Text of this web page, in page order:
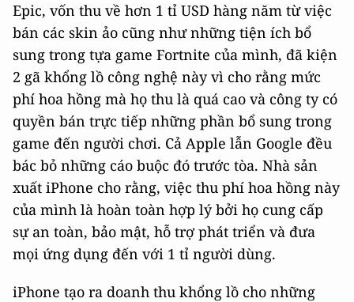
Epic, vốn thu về hơn 1 tỉ USD hàng năm từ việc
bán các skin ảo cũng như những tiện ích bổ
sung trong tựa game Fortnite của mình, đã kiện
2 gã khổng lồ công nghệ này vì cho rằng mức
phí hoa hồng mà họ thu là quá cao và công ty có
quyền bán trực tiếp những phần bổ sung trong
game đến người chơi. Cả Apple lẫn Google đều
bác bỏ những cáo buộc đó trước tòa. Nhà sản
xuất iPhone cho rằng, việc thu phí hoa hồng này
của mình là hoàn toàn hợp lý bởi họ cung cấp
sự an toàn, bảo mật, hỗ trợ phát triển và đưa
mọi ứng dụng đến với 1 tỉ người dùng.
iPhone tạo ra doanh thu khổng lồ cho những